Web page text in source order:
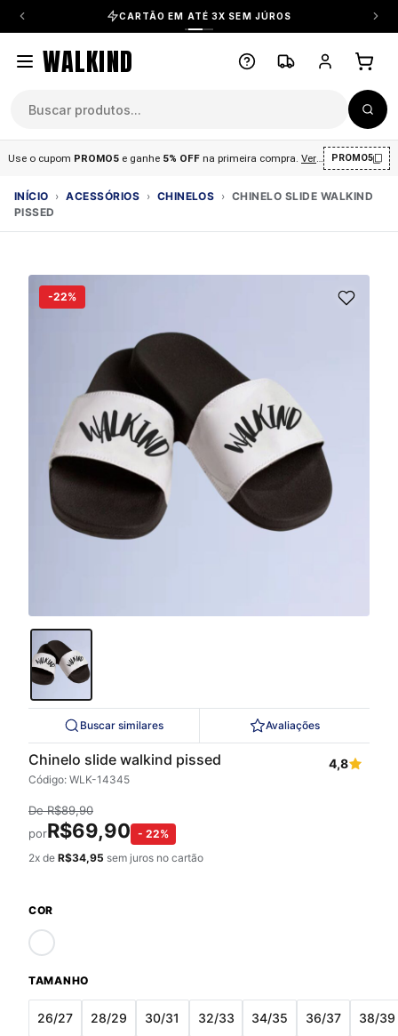
CARTÃO EM ATÉ 3X SEM JÚROS
WALKIND
Use o cupom PROMO5 e ganhe 5% OFF na primeira compra Ver condições .
PROMO5
INÍCIO › ACESSÓRIOS › CHINELOS › CHINELO SLIDE WALKIND
PISSED
-22%
Buscar similares Avaliações
Chinelo slide walkind pissed
Código: WLK-14345
4,8
DeR$89,90
porR$69,90 - 22%
2x de R$34,95 sem juros no cartão
COR
TAMANHO
26/27 28/29 30/31 32/33 34/35 36/37 38/39